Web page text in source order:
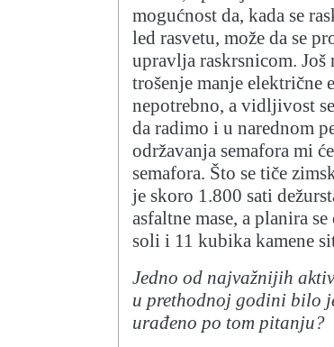
mogućnost da, kada se
led rasvetu, može da se
upravlja raskrsnicom.
trošenje manje električne
nepotrebno, a vidljivost
da radimo i u narednom
održavanja semafora mi
semafora. Što se tiče
je skoro 1.800 sati
asfaltne mase, a planira
soli i 11 kubika kamene
Jedno od najvažnijih
u prethodnoj godini bilo
urađeno po tom pitanju?